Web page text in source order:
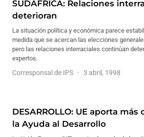
SUDAFRICA: Relaciones
deterioran
La situación política y económica parece
medida que se acercan las elecciones
pero las relaciones interraciales continúan
expertos.
Corresponsal de IPS 3 abril, 1998
DESARROLLO: UE aporta
la Ayuda al Desarrollo